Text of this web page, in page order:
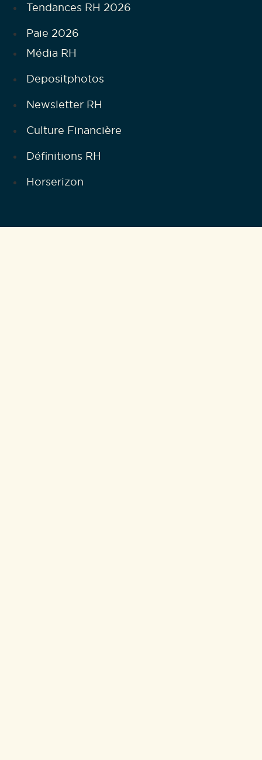
Tendances RH 2026
Paie 2026
Média RH
Depositphotos
Newsletter RH
Culture Financière
Définitions RH
Horserizon